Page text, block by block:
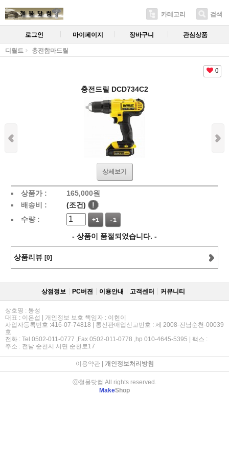
카테고리 검색
로그인 마이페이지 장바구니 관심상품
디월트 충전함마드릴
0
충전드릴 DCD734C2
상세보기
상품가 : 165,000원
배송비 :
(조건)
!
수량 :
+1 -1
- 상품이 품절되었습니다. -
상품리뷰 [0]
상점정보 PC버젼 이용안내 고객센터 커뮤니티
상호명 : 동성
대표 : 이은섭 | 개인정보 보호 책임자 : 이현이
사업자등록번호 :416-07-74818 | 통신판매업신고번호 : 제 2008-전남순천-00039
호
전화 : Tel 0502-011-0777 ,Fax 0502-011-0778 ,hp 010-4645-5395 | 팩스 :
주소 : 전남 순천시 서면 순천로17
이용약관| 개인정보처리방침
ⓒ철물닷컴 All rights reserved.
MakeShop